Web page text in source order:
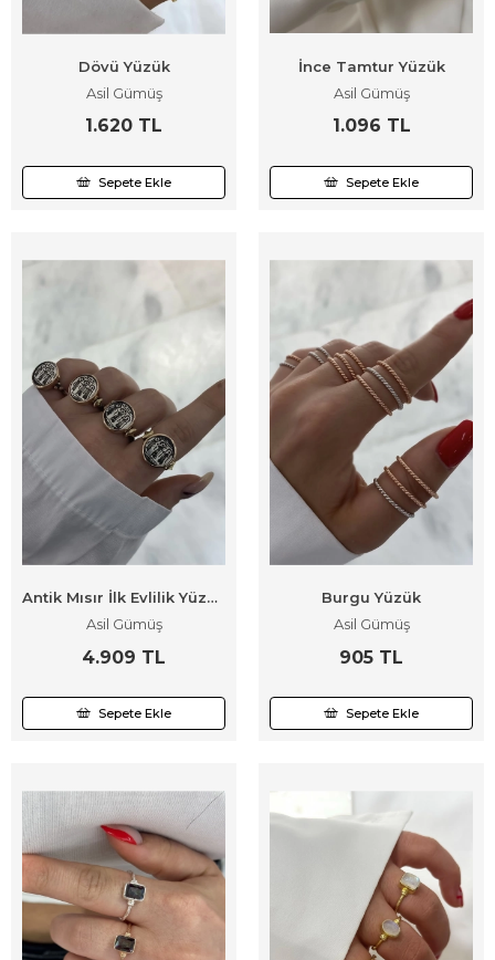
Dövü Yüzük
Asil Gümüş
1.620 TL
Sepete Ekle
İnce Tamtur Yüzük
Asil Gümüş
1.096 TL
Sepete Ekle
Antik Mısır İlk Evlilik Yüzüğü
Asil Gümüş
4.909 TL
Sepete Ekle
Burgu Yüzük
Asil Gümüş
905 TL
Sepete Ekle